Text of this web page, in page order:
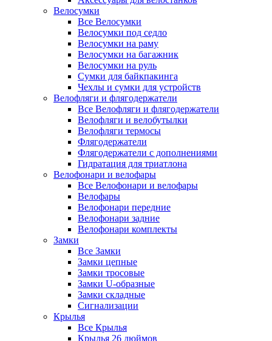
Велосумки
Все Велосумки
Велосумки под седло
Велосумки на раму
Велосумки на багажник
Велосумки на руль
Сумки для байкпакинга
Чехлы и сумки для устройств
Велофляги и флягодержатели
Все Велофляги и флягодержатели
Велофляги и велобутылки
Велофляги термосы
Флягодержатели
Флягодержатели с дополнениями
Гидратация для триатлона
Велофонари и велофары
Все Велофонари и велофары
Велофары
Велофонари передние
Велофонари задние
Велофонари комплекты
Замки
Все Замки
Замки цепные
Замки тросовые
Замки U-образные
Замки складные
Сигнализации
Крылья
Все Крылья
Крылья 26 дюймов